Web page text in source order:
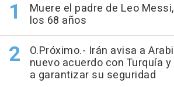
Muere el padre de Leo
los 68 años
O.Próximo.- Irán avisa a
nuevo acuerdo con Turquía
a garantizar su seguridad